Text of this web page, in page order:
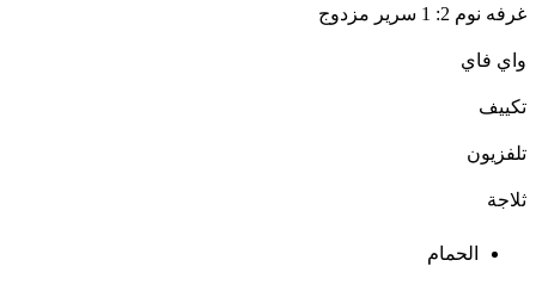
غرفه نوم 2: 1 سرير مزدوج
واي فاي
تكييف
تلفزيون
ثلاجة
الحمام